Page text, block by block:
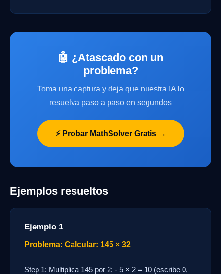
🤖 ¿Atascado con un
problema?
Toma una captura y deja que nuestra IA lo
resuelva paso a paso en segundos
⚡ Probar MathSolver Gratis →
Ejemplos resueltos
Ejemplo 1
Problema: Calcular: 145 × 32
Step 1: Multiplica 145 por 2: - 5 × 2 = 10 (escribe 0,